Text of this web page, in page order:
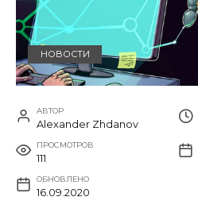
НОВОСТИ
АВТОР
Alexander Zhdanov
ПРОСМОТРОВ
111
ОБНОВЛЕНО
16.09.2020